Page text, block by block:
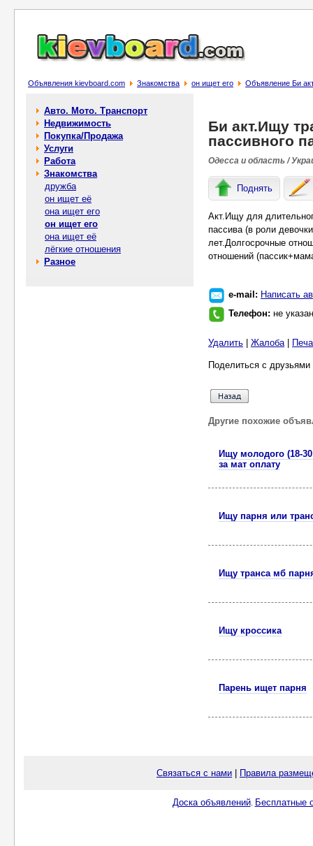
Объявления kievboard.com Знакомства он ищет его Объявление Би
Авто. Мото. Транспорт
Недвижимость
Покупка/Продажа
Услуги
Работа
Знакомства
дружба
он ищет её
она ищет его
он ищет его
она ищет её
лёгкие отношения
Разное
Би акт.Ищу
пассивного
Одесса и область /
Поднять
Акт.Ищу для
пассива (в роли
лет.Долгосрочные
отношений
e-mail: Написать
Телефон: не указан
Удалить Жалоба|
Поделиться с
Другие похожие
Ищу молодого (18-
за мат оплату
Ищу парня или
Ищу транса мб
Ищу кроссика
Парень ищет парня
Связаться с нами Правила
Доска объявлений. Бесплатные